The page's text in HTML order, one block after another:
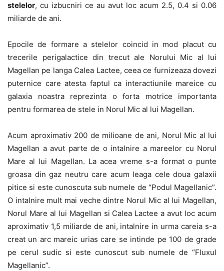
stelelor, cu izbucniri ce au avut loc acum 2.5, 0.4 si 0.06
miliarde de ani.
Epocile de formare a stelelor coincid in mod placut cu
trecerile perigalactice din trecut ale Norului Mic al lui
Magellan pe langa Calea Lactee, ceea ce furnizeaza dovezi
puternice care atesta faptul ca interactiunile mareice cu
galaxia noastra reprezinta o forta motrice importanta
pentru formarea de stele in Norul Mic al lui Magellan.
Acum aproximativ 200 de milioane de ani, Norul Mic al lui
Magellan a avut parte de o intalnire a mareelor cu Norul
Mare al lui Magellan. La acea vreme s-a format o punte
groasa din gaz neutru care acum leaga cele doua galaxii
pitice si este cunoscuta sub numele de “Podul Magellanic”.
O intalnire mult mai veche dintre Norul Mic al lui Magellan,
Norul Mare al lui Magellan si Calea Lactee a avut loc acum
aproximativ 1,5 miliarde de ani, intalnire in urma careia s-a
creat un arc mareic urias care se intinde pe 100 de grade
pe cerul sudic si este cunoscut sub numele de “Fluxul
Magellanic”.